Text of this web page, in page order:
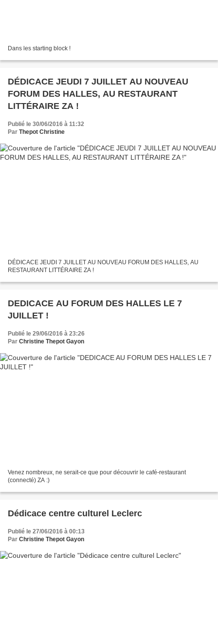
Dans les starting block !
DÉDICACE JEUDI 7 JUILLET AU NOUVEAU
FORUM DES HALLES, AU RESTAURANT
LITTÉRAIRE ZA !
Publié le 30/06/2016 à 11:32
Par Thepot Christine
DÉDICACE JEUDI 7 JUILLET AU NOUVEAU FORUM DES HALLES, AU
RESTAURANT LITTÉRAIRE ZA !
DEDICACE AU FORUM DES HALLES LE 7
JUILLET !
Publié le 29/06/2016 à 23:26
Par Christine Thepot Gayon
Venez nombreux, ne serait-ce que pour découvrir le café-restaurant
(connecté) ZA :)
Dédicace centre culturel Leclerc
Publié le 27/06/2016 à 00:13
Par Christine Thepot Gayon